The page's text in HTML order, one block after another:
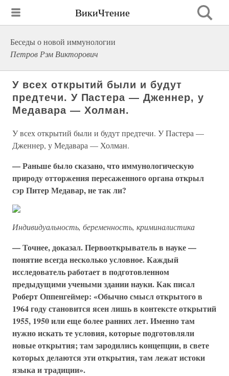
ВикиЧтение
Беседы о новой иммунологии
Петров Рэм Викторович
У всех открытий были и будут
предтечи. У Пастера — Дженнер, у
Медавара — Холман.
У всех открытий были и будут предтечи. У Пастера —
Дженнер, у Медавара — Холман.
— Раньше было сказано, что иммунологическую
природу отторжения пересаженного органа открыл
сэр Питер Медавар, не так ли?
Индивидуальность, беременность, криминалистика
— Точнее, доказал. Первооткрыватель в науке —
понятие всегда несколько условное. Каждый
исследователь работает в подготовленном
предыдущими учеными здании науки. Как писал
Роберт Оппенгеймер: «Обычно смысл открытого в
1964 году становится ясен лишь в контексте открытий
1955, 1950 или еще более ранних лет. Именно там
нужно искать те условия, которые подготовляли
новые открытия; там зародились концепции, в свете
которых делаются эти открытия, там лежат истоки
языка и традиции».